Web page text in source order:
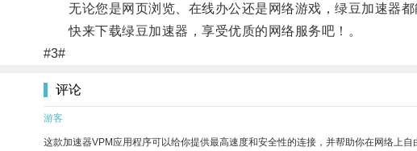
无论您是网页浏览、在线办公还是网络游戏，绿豆加速器都
快来下载绿豆加速器，享受优质的网络服务吧！。
#3#
评论
游客
这款加速器VPM应用程序可以给你提供最高速度和安全性的连接，并帮助你在网络上自